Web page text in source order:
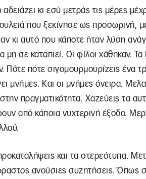
κι εσύ μετράς τις μέρες
που ξεκίνησε ως προσωρινή,
κι αυτό που κάποτε ήταν λύση
μη σε καταπιεί. Οι φίλοι χάθηκαν.
Πότε πότε σιγομουρμουρίζεις ένα
μνήμες. Και οι μνήμες όνειρα.
πραγματικότητα. Χαζεύεις τα
από κάποια νυχτερινή έξοδο.
και τα στερεότυπα.
ανούσιες συζητήσεις. Όπως